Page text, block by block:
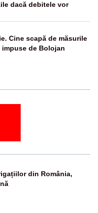
dacă debitele vor
Cine scapă de măsurile
de Bolojan
din România,